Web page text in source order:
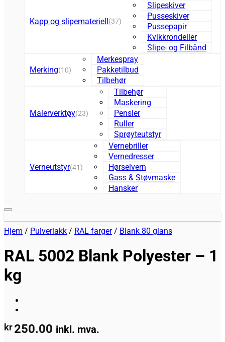
Kapp og slipemateriell(37)
Slipeskiver
Pusseskiver
Pussepapir
Kvikkrondeller
Slipe- og Filbånd
Merking(10)
Merkespray
Pakketilbud
Tilbehør
Malerverktøy(23)
Tilbehør
Maskering
Pensler
Ruller
Sprøyteutstyr
Verneutstyr(41)
Vernebriller
Vernedresser
Hørselvern
Gass & Støvmaske
Hansker
Legg til huskeliste
Hjem / Pulverlakk / RAL farger / Blank 80 glans
RAL 5002 Blank Polyester – 1
kg
kr250.00 inkl. mva.